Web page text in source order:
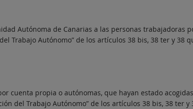
Autónoma de Canarias a las personas trabajadoras
Trabajo Autónomo” de los artículos 38 bis, 38 ter y 38
cuenta propia o autónomas, que hayan estado
del Trabajo Autónomo” de los artículos 38 bis, 38 ter